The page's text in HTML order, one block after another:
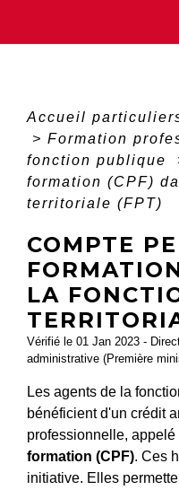
Accueil
> Formation
fonction publique
formation (CPF)
territoriale (FPT)
COMPTE
LA
Vérifié le 01 Jan 2023 -
administrative (Première
Les agents de la
bénéficient d'un crédit
professionnelle, appelé
formation (CPF). Ces
initiative. Elles